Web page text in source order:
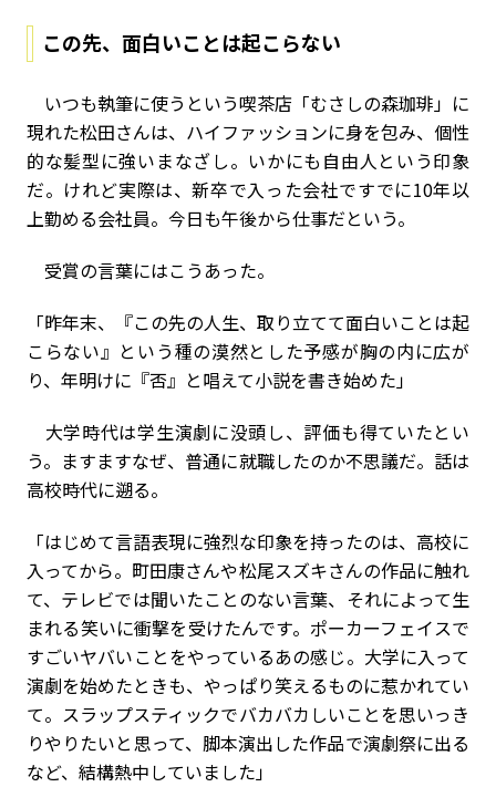
この先、面白いことは起こらない
いつも執筆に使うという喫茶店「むさしの森珈琲」に
現れた松田さんは、ハイファッションに身を包み、個性
的な髪型に強いまなざし。いかにも自由人という印象
だ。けれど実際は、新卒で入った会社ですでに10年以
上勤める会社員。今日も午後から仕事だという。
受賞の言葉にはこうあった。
「昨年末、『この先の人生、取り立てて面白いことは起
こらない』という種の漠然とした予感が胸の内に広が
り、年明けに『否』と唱えて小説を書き始めた」
大学時代は学生演劇に没頭し、評価も得ていたとい
う。ますますなぜ、普通に就職したのか不思議だ。話は
高校時代に遡る。
「はじめて言語表現に強烈な印象を持ったのは、高校に
入ってから。町田康さんや松尾スズキさんの作品に触れ
て、テレビでは聞いたことのない言葉、それによって生
まれる笑いに衝撃を受けたんです。ポーカーフェイスで
すごいヤバいことをやっているあの感じ。大学に入って
演劇を始めたときも、やっぱり笑えるものに惹かれてい
て。スラップスティックでバカバカしいことを思いっき
りやりたいと思って、脚本演出した作品で演劇祭に出る
など、結構熱中していました」